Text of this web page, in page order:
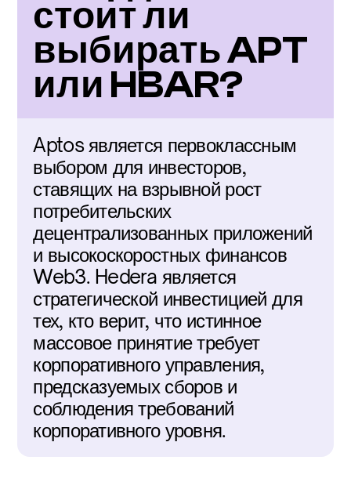
стоит ли
выбирать APT
или HBAR?
Aptos является первоклассным
выбором для инвесторов,
ставящих на взрывной рост
потребительских
децентрализованных приложений
и высокоскоростных финансов
Web3. Hedera является
стратегической инвестицией для
тех, кто верит, что истинное
массовое принятие требует
корпоративного управления,
предсказуемых сборов и
соблюдения требований
корпоративного уровня.